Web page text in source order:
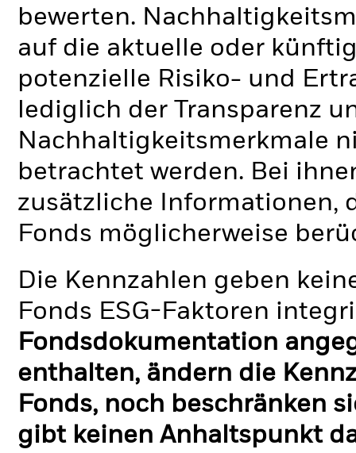
bewerten.
auf die aktuelle oder
potenzielle Risiko- und
lediglich der Transparenz
Nachhaltigkeitsmerkmale
betrachtet werden. Bei
zusätzliche Informationen,
Fonds möglicherweise
Die Kennzahlen geben
Fonds ESG-Faktoren
Fondsdokumentation
enthalten, ändern die
Fonds, noch beschränken
gibt keinen Anhaltspunkt